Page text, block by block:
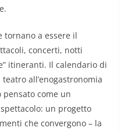
tornano a essere il
concerti, notti
itineranti. Il calendario di
all’enogastronomia
come un
un progetto
che convergono – la